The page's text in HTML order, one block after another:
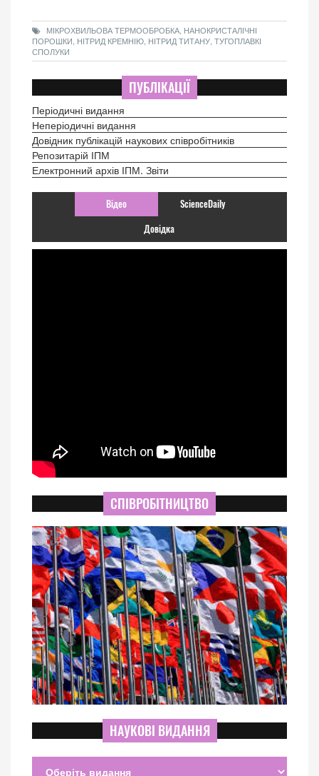
МІКРОХВИЛЬОВА ТЕРМООБРОБКА, НАНОКРИСТАЛІЧНІ
ПОРОШКИ, НІТРИД КРЕМНІЮ, НІТРИД ТИТАНУ, ТУГОПЛАВКІ
СПОЛУКИ
ПУБЛІКАЦІЇ
Періодичні видання
Неперіодичні видання
Довідник публікацій наукових співробітників
Репозитарій ІПМ
Електронний архів ІПМ. Звіти
Відео ScienceDaily
Довідка
СПІВРОБІТНИЦТВО
НАУКОВІ ВИДАННЯ